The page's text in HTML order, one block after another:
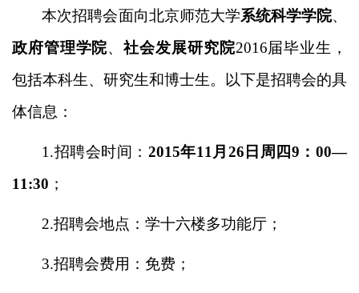
本次招聘会面向北京师范大学系统科学学院、
政府管理学院、社会发展研究院2016届毕业生，
包括本科生、研究生和博士生。以下是招聘会的具
体信息：
1.招聘会时间： 2015年11月26日周四9：00—
11:30 ；
2.招聘会地点：学十六楼多功能厅；
3.招聘会费用：免费；